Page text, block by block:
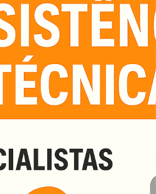
Kobe Santa Rosa (Niterói)
TEL 21 987129298 📞 Telefone: (21) 98712-9298🌐
Site: www.kozaquecedores.com.br Se você está
em Santa Rosa (Niterói) e precisa de assistência
técnica especializada em aquecedores Kobe ,
nossa equipe realiza conserto, manutenção,
instalação e reparos com rapidez e eficiência.
Atendemos residências, condomínios e
comércios locais, utilizando apenas peças
originais Kobe. 🔧 Serviços oferecidos:
de aquecedores Kobe Manutenção preventiva